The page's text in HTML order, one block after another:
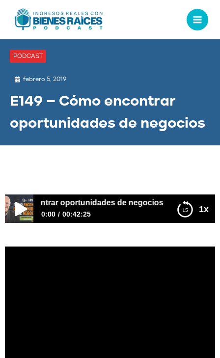
PODCAST
febrero 5, 2019
E149 – Cómo encontrar
oportunidades de negocios
1x
encontrar oportunidades de negocios
0:00 00:42:25